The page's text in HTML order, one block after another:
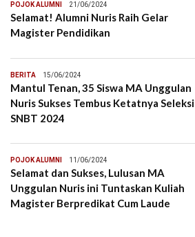
POJOK ALUMNI 21/06/2024
Selamat! Alumni Nuris Raih Gelar
Magister Pendidikan
BERITA 15/06/2024
Mantul Tenan, 35 Siswa MA Unggulan
Nuris Sukses Tembus Ketatnya Seleksi
SNBT 2024
POJOK ALUMNI 11/06/2024
Selamat dan Sukses, Lulusan MA
Unggulan Nuris ini Tuntaskan Kuliah
Magister Berpredikat Cum Laude